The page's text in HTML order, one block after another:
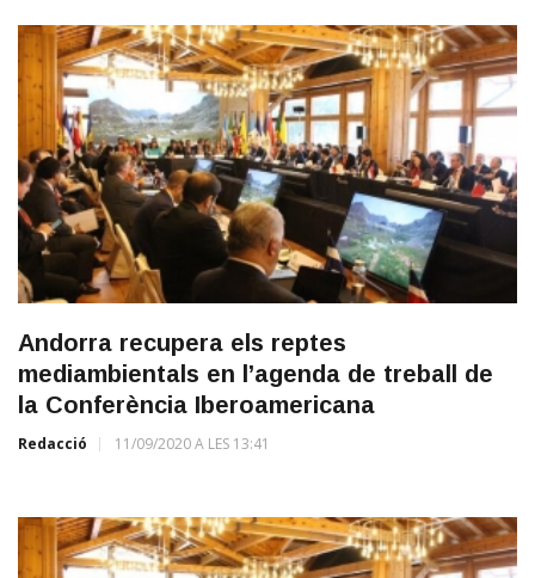
Andorra recupera els reptes
mediambientals en l’agenda de treball de
la Conferència Iberoamericana
Redacció 11/09/2020 A LES 13:41